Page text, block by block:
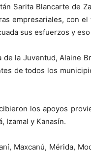
Sarita Blancarte de
empresariales, con
sus esfuerzos y
la Juventud, Alaine
de todos los
los apoyos
Izamal y Kanasín.
Maxcanú, Mérida,